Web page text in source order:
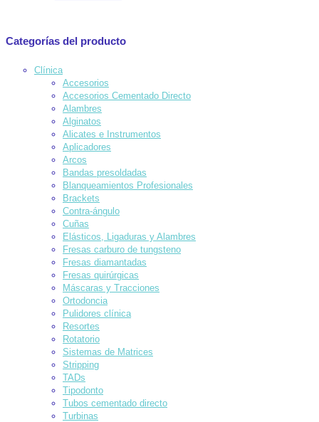
Categorías del producto
Clínica
Accesorios
Accesorios Cementado Directo
Alambres
Alginatos
Alicates e Instrumentos
Aplicadores
Arcos
Bandas presoldadas
Blanqueamientos Profesionales
Brackets
Contra-ángulo
Cuñas
Elásticos, Ligaduras y Alambres
Fresas carburo de tungsteno
Fresas diamantadas
Fresas quirúrgicas
Máscaras y Tracciones
Ortodoncia
Pulidores clínica
Resortes
Rotatorio
Sistemas de Matrices
Stripping
TADs
Tipodonto
Tubos cementado directo
Turbinas